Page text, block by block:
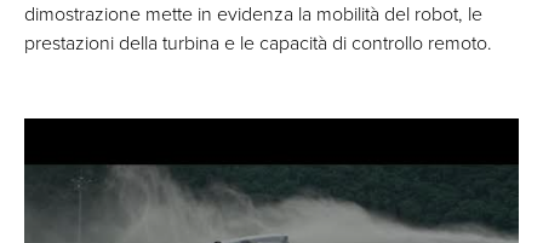
dimostrazione mette in evidenza la mobilità del robot, le
prestazioni della turbina e le capacità di controllo remoto.